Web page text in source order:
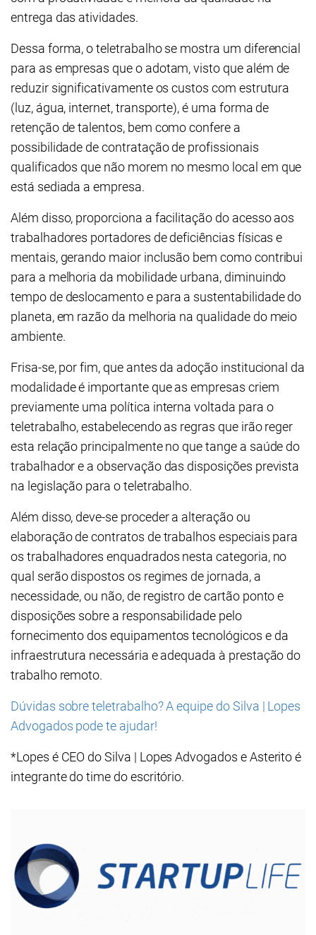
entrega das atividades.
Dessa forma, o teletrabalho se mostra um diferencial
para as empresas que o adotam, visto que além de
reduzir significativamente os custos com estrutura
(luz, água, internet, transporte), é uma forma de
retenção de talentos, bem como confere a
possibilidade de contratação de profissionais
qualificados que não morem no mesmo local em que
está sediada a empresa.
Além disso, proporciona a facilitação do acesso aos
trabalhadores portadores de deficiências físicas e
mentais, gerando maior inclusão bem como contribui
para a melhoria da mobilidade urbana, diminuindo
tempo de deslocamento e para a sustentabilidade do
planeta, em razão da melhoria na qualidade do meio
ambiente.
Frisa-se, por fim, que antes da adoção institucional da
modalidade é importante que as empresas criem
previamente uma política interna voltada para o
teletrabalho, estabelecendo as regras que irão reger
esta relação principalmente no que tange a saúde do
trabalhador e a observação das disposições prevista
na legislação para o teletrabalho.
Além disso, deve-se proceder a alteração ou
elaboração de contratos de trabalhos especiais para
os trabalhadores enquadrados nesta categoria, no
qual serão dispostos os regimes de jornada, a
necessidade, ou não, de registro de cartão ponto e
disposições sobre a responsabilidade pelo
fornecimento dos equipamentos tecnológicos e da
infraestrutura necessária e adequada à prestação do
trabalho remoto.
Dúvidas sobre teletrabalho? A equipe do Silva | Lopes
Advogados pode te ajudar!
*Lopes é CEO do Silva | Lopes Advogados e Asterito é
integrante do time do escritório.